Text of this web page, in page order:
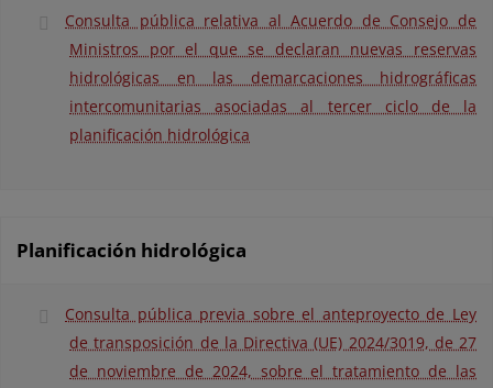
Consulta pública relativa al Acuerdo de Consejo de
Ministros por el que se declaran nuevas reservas
hidrológicas en las demarcaciones hidrográficas
intercomunitarias asociadas al tercer ciclo de la
planificación hidrológica
Planificación hidrológica
Consulta pública previa sobre el anteproyecto de Ley
de transposición de la Directiva (UE) 2024/3019, de 27
de noviembre de 2024, sobre el tratamiento de las